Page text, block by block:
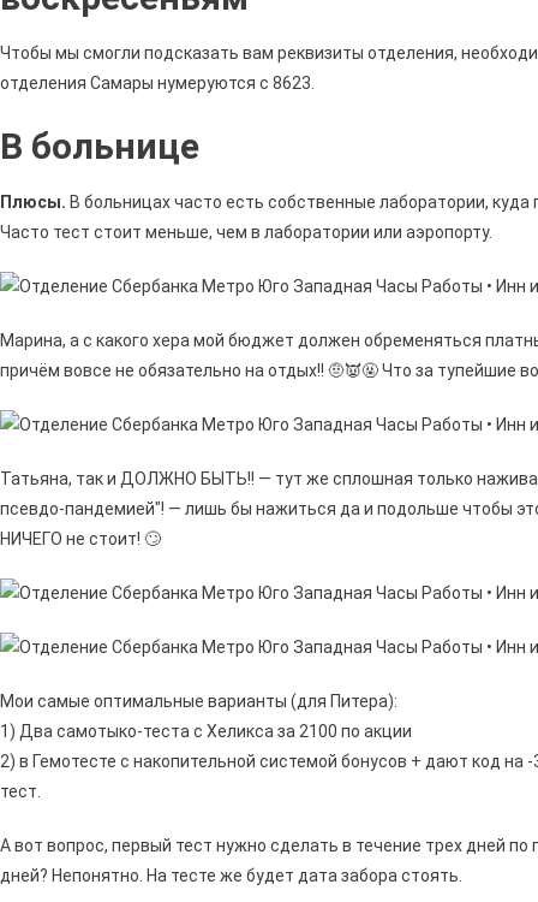
Чтобы мы смогли подсказать вам реквизиты отделения,
отделения Самары нумеруются с 8623.
В больнице
Плюсы. В больницах часто есть собственные лаборатории,
Часто тест стоит меньше, чем в лаборатории или аэропорту.
Марина, а с какого хера мой бюджет должен обременяться
причём вовсе не обязательно на отдых!! 🤨👿🤬 Что за тупейшие
Татьяна, так и ДОЛЖНО БЫТЬ!! — тут же сплошная только нажива
псевдо-пандемией"! — лишь бы нажиться да и подольше чтобы
НИЧЕГО не стоит! 🙄
Мои самые оптимальные варианты (для Питера):
1) Два самотыко-теста с Хеликса за 2100 по акции
2) в Гемотесте с накопительной системой бонусов + дают код на
тест.
А вот вопрос, первый тест нужно сделать в течение трех дней по
дней? Непонятно. На тесте же будет дата забора стоять.